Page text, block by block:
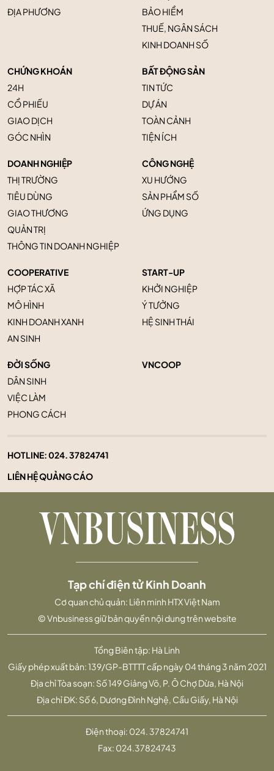
ĐỊA PHƯƠNG
BẢO HIỂM
THUẾ, NGÂN SÁCH
KINH DOANH SỐ
CHỨNG KHOÁN
24H
CỔ PHIẾU
GIAO DỊCH
GÓC NHÌN
BẤT ĐỘNG SẢN
TIN TỨC
DỰ ÁN
TOÀN CẢNH
TIỆN ÍCH
DOANH NGHIỆP
THỊ TRƯỜNG
TIÊU DÙNG
GIAO THƯƠNG
QUẢN TRỊ
THÔNG TIN DOANH NGHIỆP
CÔNG NGHỆ
XU HƯỚNG
SẢN PHẨM SỐ
ỨNG DỤNG
COOPERATIVE
HỢP TÁC XÃ
MÔ HÌNH
KINH DOANH XANH
AN SINH
START-UP
KHỞI NGHIỆP
Ý TƯỞNG
HỆ SINH THÁI
ĐỜI SỐNG
DÂN SINH
VIỆC LÀM
PHONG CÁCH
VNCOOP
HOTLINE:024. 37824741
LIÊN HỆ QUẢNG CÁO
Tổng Biên tập: Hà Linh
Giấy phép xuất bản: 139/GP-BTTTT cấp ngày 04 tháng 3 năm 2021
Địa chỉ Tòa soạn: Số 149 Giảng Võ, P. Ô Chợ Dừa, Hà Nội
Địa chỉ ĐK: Số 6, Dương Đình Nghệ, Cầu Giấy, Hà Nội
Tạp chí điện tử Kinh Doanh
Cơ quan chủ quản: Liên minh HTX Việt Nam
© Vnbusiness giữ bản quyền nội dung trên website
Điện thoại: 024. 37824741
Fax: 024.37824743